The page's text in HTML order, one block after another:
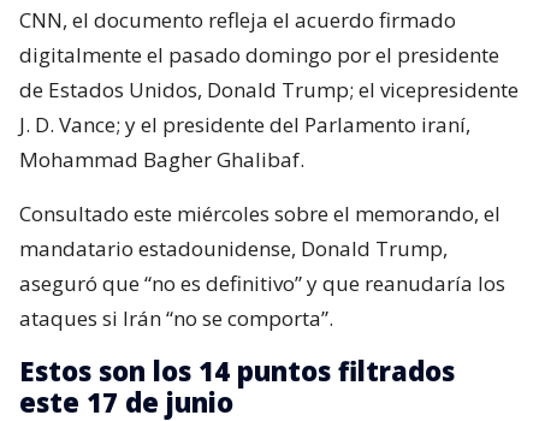
CNN, el documento refleja el acuerdo firmado
digitalmente el pasado domingo por el presidente
de Estados Unidos, Donald Trump; el vicepresidente
J. D. Vance; y el presidente del Parlamento iraní,
Mohammad Bagher Ghalibaf.
Consultado este miércoles sobre el memorando, el
mandatario estadounidense, Donald Trump,
aseguró que “no es definitivo” y que reanudaría los
ataques si Irán “no se comporta”.
Estos son los 14 puntos filtrados
este 17 de junio